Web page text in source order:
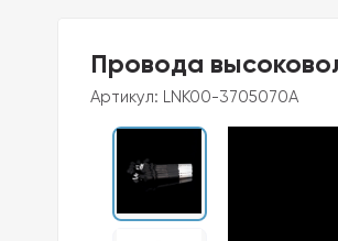
Провода
Артикул: LNK00-3705070A